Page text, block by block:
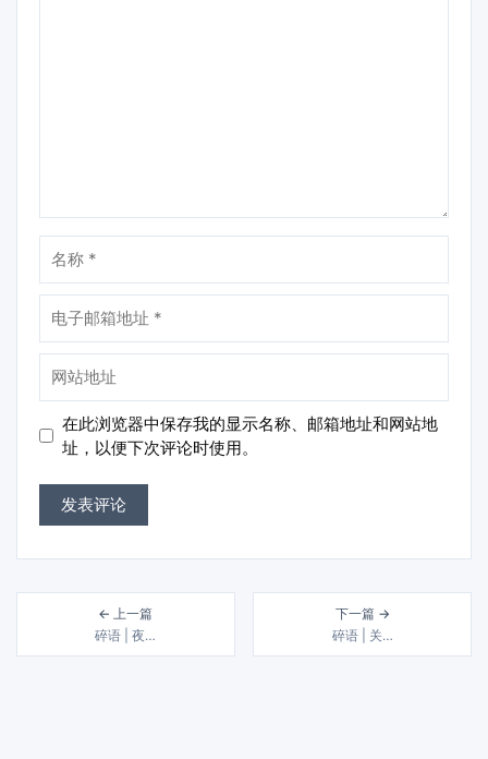
称
子
邮
箱
地
址
站
址
在此浏览器中保存我的显示名称、邮箱地址和网站地
址，以便下次评论时使用。
← 上一篇
碎语 | 夜…
下一篇 →
碎语 | 关…